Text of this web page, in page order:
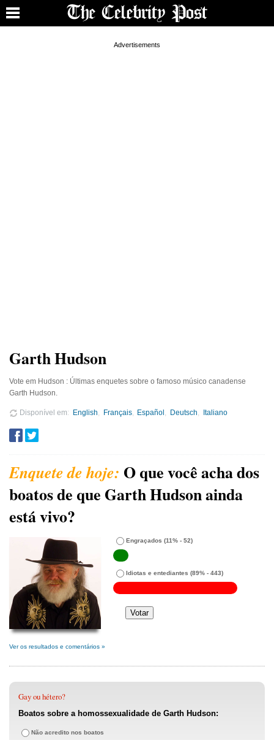
Garth Hudson
Vote em Hudson : Últimas enquetes sobre o famoso músico canadense
Garth Hudson.
Disponível em English Français Español Deutsch Italiano
O que você acha dos
boatos de que Garth Hudson ainda
está vivo?
Engraçados (11% - 52)
Idiotas e entediantes (89% - 443)
Ver os resultados e comentários »
Gay ou hétero?
Boatos sobre a homossexualidade de Garth Hudson:
Não acredito nos boatos